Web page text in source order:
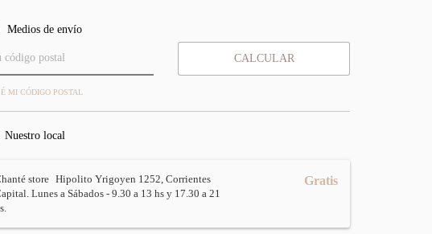
para el CP:
Medios de envío
CALCULAR
MI CÓDIGO POSTAL
Nuestro local
store Hipolito Yrigoyen 1252, Corrientes
Lunes a Sábados - 9.30 a 13 hs y 17.30 a 21
Gratis